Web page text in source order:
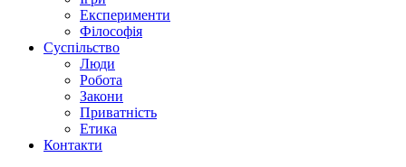
Експерименти
Філософія
Суспільство
Люди
Робота
Закони
Приватність
Етика
Контакти